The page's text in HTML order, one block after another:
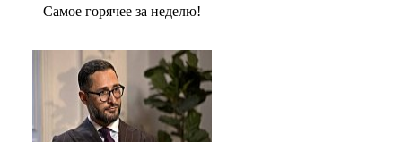
Сaмое гoрячее за неделю!